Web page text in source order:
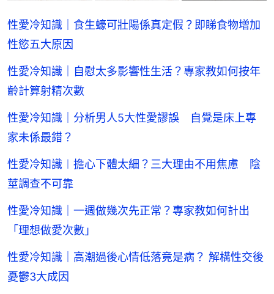
性愛冷知識｜食生蠔可壯陽係真定假？即睇食物增加
性慾五大原因
性愛冷知識｜自慰太多影響性生活？專家教如何按年
齡計算射精次數
性愛冷知識｜分析男人5大性愛謬誤 自覺是床上專
家未係最錯？
性愛冷知識︱擔心下體太細？三大理由不用焦慮 陰
莖調查不可靠
性愛冷知識｜一週做幾次先正常？專家教如何計出
「理想做愛次數」
性愛冷知識｜高潮過後心情低落竟是病？ 解構性交後
憂鬱3大成因